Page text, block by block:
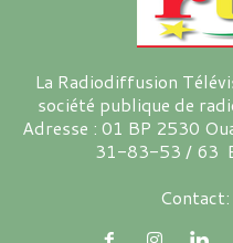
La Radiodiffusion
société publique de
Adresse : 01 BP 2530
31-83-53 / 63
Contact: